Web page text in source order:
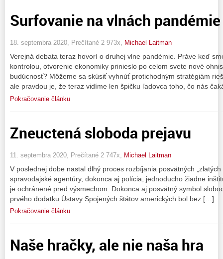
Surfovanie na vlnách pandémie
18. septembra 2020, Prečítané 2 973x, Michael Laitman
Verejná debata teraz hovorí o druhej vlne pandémie. Práve keď
kontrolou, otvorenie ekonomiky prinieslo po celom svete nové
budúcnosť? Môžeme sa skúsiť vyhnúť protichodným stratégiám
ale pravdou je, že teraz vidíme len špičku ľadovca toho, čo nás
Pokračovanie článku
Zneuctená sloboda prejavu
11. septembra 2020, Prečítané 2 747x, Michael Laitman
V poslednej dobe nastal dlhý proces rozbíjania posvätných
spravodajské agentúry, dokonca aj polícia, jednoducho žiadne
je ochránené pred výsmechom. Dokonca aj posvätný symbol
prvého dodatku Ústavy Spojených štátov amerických bol bez […]
Pokračovanie článku
Naše hračky, ale nie naša hra